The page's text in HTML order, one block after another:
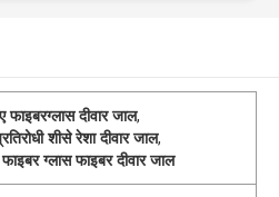
फाइबरग्लास दीवार जाल,
शीसे रेशा दीवार जाल,
ग्लास फाइबर दीवार जाल